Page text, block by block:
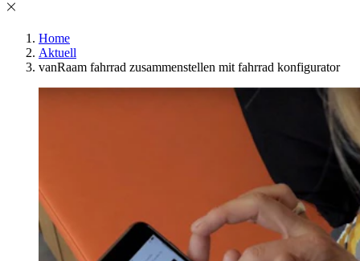
Home
Aktuell
vanRaam fahrrad zusammenstellen mit fahrrad konfigurator